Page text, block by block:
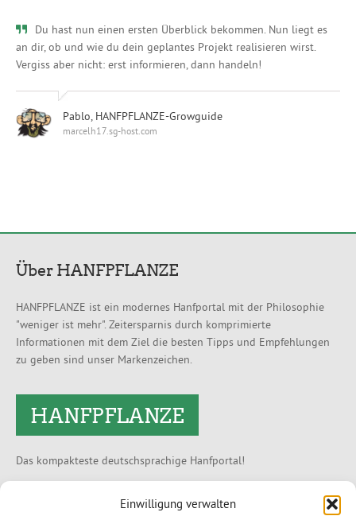
Einwilligung verwalten
Du hast nun einen ersten Überblick bekommen. Nun liegt es
an dir, ob und wie du dein geplantes Projekt realisieren wirst.
Vergiss aber nicht: erst informieren, dann handeln!
Pablo, HANFPFLANZE-Growguide
marcelh17.sg-host.com
Über HANFPFLANZE
HANFPFLANZE ist ein modernes Hanfportal mit der Philosophie
"weniger ist mehr". Zeitersparnis durch komprimierte
Informationen mit dem Ziel die besten Tipps und Empfehlungen
zu geben sind unser Markenzeichen.
HANFPFLANZE
Das kompakteste deutschsprachige Hanfportal!